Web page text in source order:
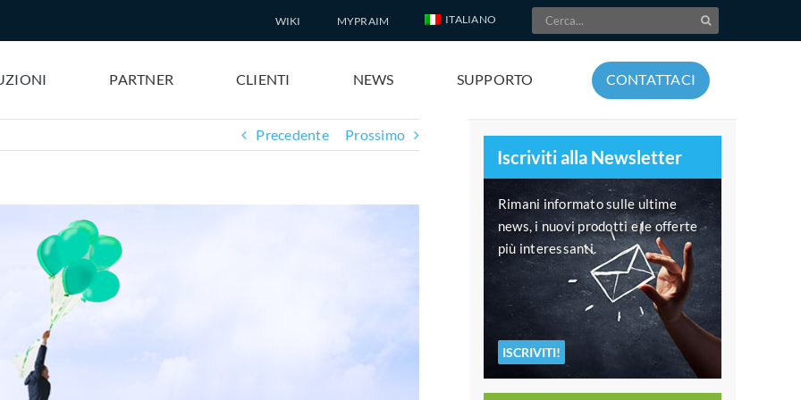
WIKI MYPRAIM ITALIANO
Cerca
per:
PARTNER CLIENTI NEWS SUPPORTO CONTATTACI
Precedente Prossimo
Iscriviti alla Newsletter
Rimani informato sulle ultime
news, i nuovi prodotti e le offerte
più interessanti.
ISCRIVITI!